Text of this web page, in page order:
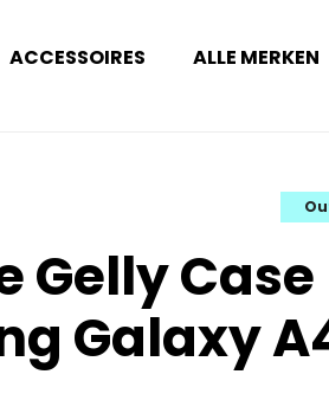
ACCESSOIRES ALLE MERKEN
Gelly Case
Galaxy